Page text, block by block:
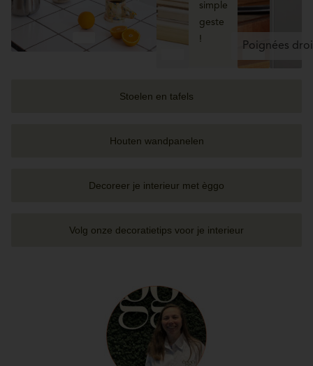
Stoelen en tafels
Houten wandpanelen
Decoreer je interieur met èggo
Volg onze decoratietips voor je interieur
simple
geste
!
Poignées